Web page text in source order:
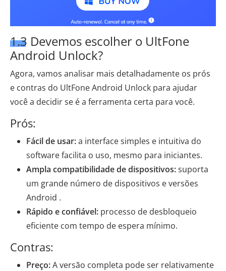
1.3 Devemos escolher o UltFone
Android Unlock?
Agora, vamos analisar mais detalhadamente os prós
e contras do UltFone Android Unlock para ajudar
você a decidir se é a ferramenta certa para você.
Prós:
Fácil de usar:a interface simples e intuitiva do
software facilita o uso, mesmo para iniciantes.
Ampla compatibilidade de dispositivos:suporta
um grande número de dispositivos e versões
Android .
Rápido e confiável: processo de desbloqueio
eficiente com tempo de espera mínimo.
Contras:
Preço:A versão completa pode ser relativamente